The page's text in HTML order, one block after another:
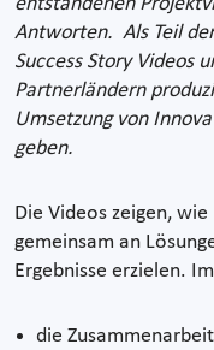
Antworten. Als Teil
Success Story Videos
Partnerländern
Umsetzung von
geben.
Die Videos zeigen,
gemeinsam an
Ergebnisse erzielen.
die